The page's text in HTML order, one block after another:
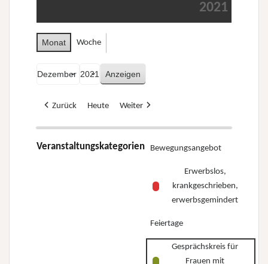
2021
Monat Woche
Zurück Heute Weiter
Veranstaltungskategorien Bewegungsangebot
Erwerbslos,
krankgeschrieben,
erwerbsgemindert
Feiertage
Gesprächskreis für
Frauen mit